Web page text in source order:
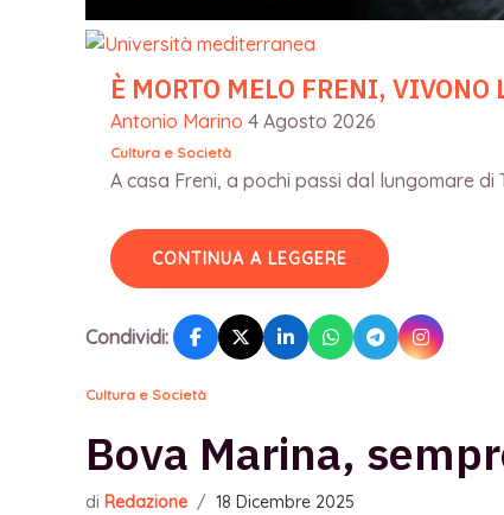
È MORTO MELO FRENI, VIVONO
Antonio Marino 4 Agosto 2026
Cultura e Società
A casa Freni, a pochi passi dal lungomare
CONTINUA A LEGGERE
Condividi:
Cultura e Società
Bova Marina,
di Redazione / 18 Dicembre 2025